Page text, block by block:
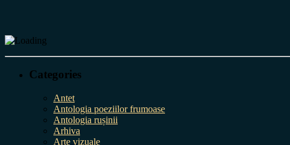
Categories
Antet
Antologia poeziilor frumoase
Antologia rușinii
Arhiva
Arte vizuale